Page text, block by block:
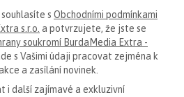
s Obchodními podmínkami
s.r.o. a potvrzujete, že jste se
soukromí BurdaMedia Extra -
s Vašimi údaji pracovat zejména k
a zasílání novinek.
i další zajímavé a exkluzivní